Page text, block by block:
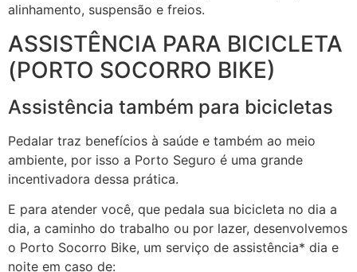
alinhamento, suspensão e freios.
ASSISTÊNCIA PARA BICICLETA
(PORTO SOCORRO BIKE)
Assistência também para bicicletas
Pedalar traz benefícios à saúde e também ao meio
ambiente, por isso a Porto Seguro é uma grande
incentivadora dessa prática.
E para atender você, que pedala sua bicicleta no dia a
dia, a caminho do trabalho ou por lazer, desenvolvemos
o Porto Socorro Bike, um serviço de assistência* dia e
noite em caso de: